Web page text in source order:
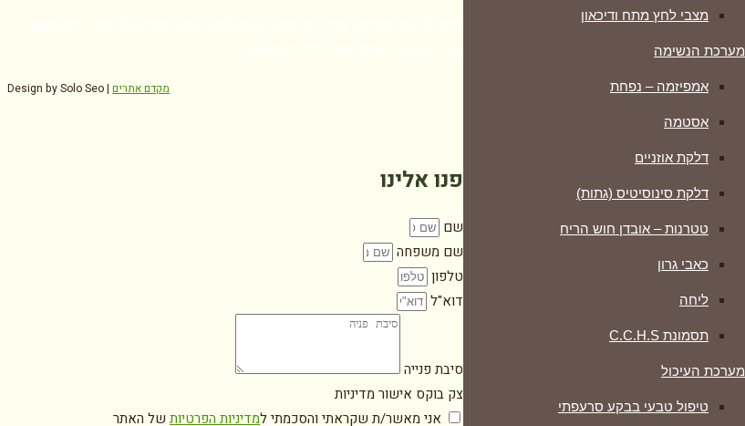
מצבי לחץ מתח ודיכאון
מערכת הנשימה
אמפיזמה – נפחת
אסטמה
דלקת אוזניים
דלקת סינוסיטיס (גתות)
טטרנות – אובדן חוש הריח
כאבי גרון
ליחה
תסמונת C.C.H.S
מערכת העיכול
טיפול טבעי בבקע סרעפתי
Design by Solo Seo | מקדם אתרים
פנו אלינו
שם
שם משפחה
טלפון
דוא"ל
סיבת פנייה
צק בוקס אישור מדיניות
אני מאשר/ת שקראתי והסכמתי למדיניות הפרטיות של האתר